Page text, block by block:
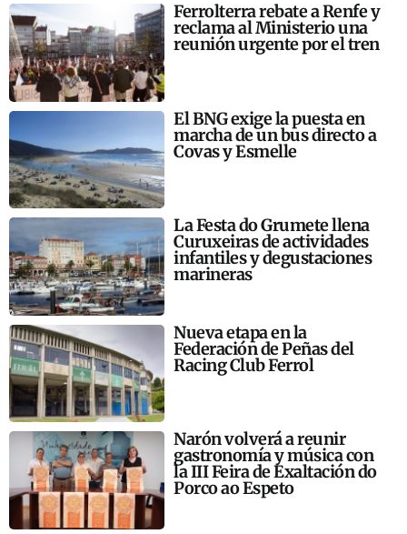
Ferrolterra rebate a Renfe y
reclama al Ministerio una
reunión urgente por el tren
El BNG exige la puesta en
marcha de un bus directo a
Covas y Esmelle
La Festa do Grumete llena
Curuxeiras de actividades
infantiles y degustaciones
marineras
Nueva etapa en la
Federación de Peñas del
Racing Club Ferrol
Narón volverá a reunir
gastronomía y música con
la III Feira de Exaltación do
Porco ao Espeto